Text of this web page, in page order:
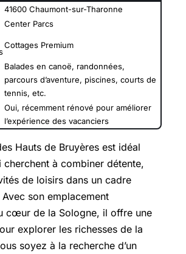
41600 Chaumont-sur-Tharonne
Center Parcs
Cottages Premium
Balades en canoë, randonnées,
parcours d’aventure, piscines, courts de
tennis, etc.
Oui, récemment rénové pour améliorer
l’expérience des vacanciers
Hauts de Bruyères est idéal
cherchent à combiner détente,
de loisirs dans un cadre
son emplacement
cœur de la Sologne, il offre une
explorer les richesses de la
soyez à la recherche d’un